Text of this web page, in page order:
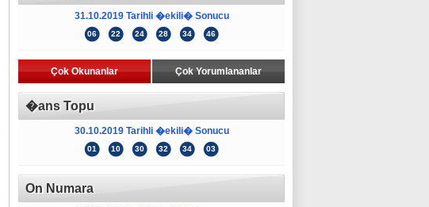
31.10.2019 Tarihli �ekili� Sonucu
06 22 24 28 34 46
Çok Okunanlar Çok Yorumlananlar
�ans Topu
30.10.2019 Tarihli �ekili� Sonucu
01 10 30 32 34 03
On Numara